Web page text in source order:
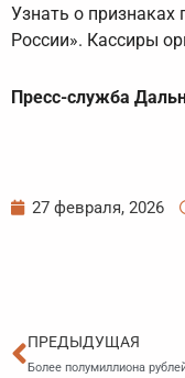
Узнать о признаках
России». Кассиры
Пресс-служба
27 февраля, 2026
Пред
ПРЕДЫДУЩАЯ
Более полумиллиона